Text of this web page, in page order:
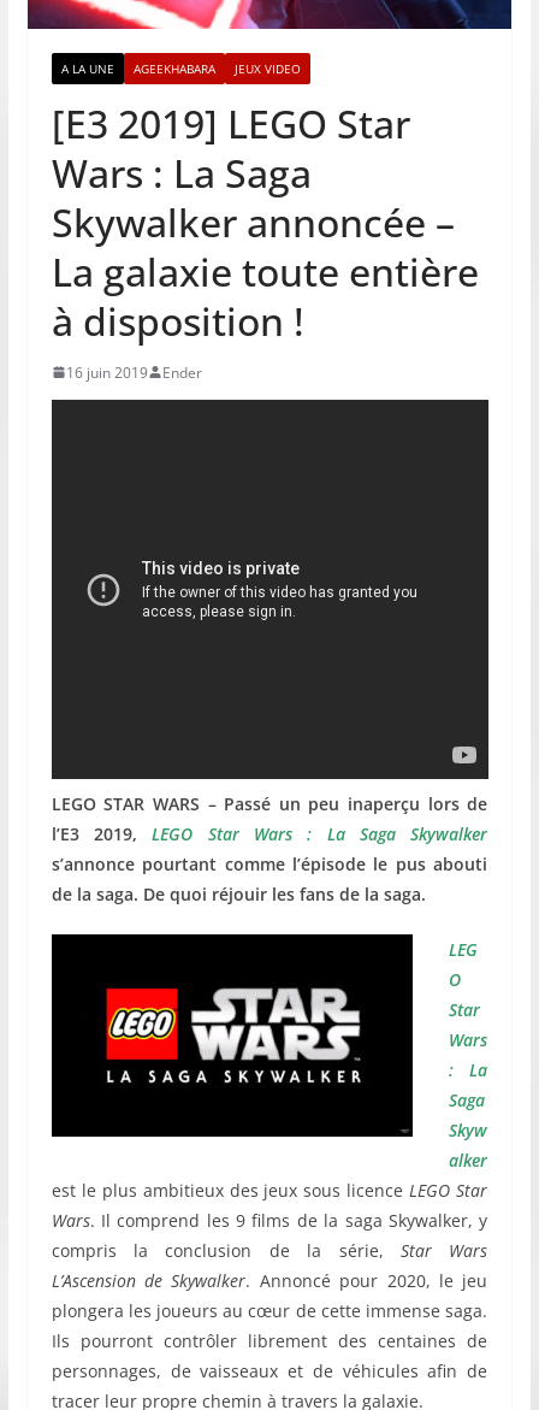
A LA UNE AGEEKHABARA JEUX VIDEO
[E3 2019] LEGO Star
Wars : La Saga
Skywalker annoncée –
La galaxie toute entière
à disposition !
16 juin 2019 Ender
LEGO STAR WARS – Passé un peu inaperçu lors de
l’E3 2019,LEGO Star Wars : La Saga Skywalker
s’annonce pourtant comme l’épisode le pus abouti
de la saga. De quoi réjouir les fans de la saga.
LEG
O
Star
Wars
: La
Saga
Skyw
alker
est le plus ambitieux des jeux sous licence LEGO Star
Wars. Il comprend les 9 films de la saga Skywalker, y
compris la conclusion de la série, Star Wars
L’Ascension de Skywalker. Annoncé pour 2020, le jeu
plongera les joueurs au cœur de cette immense saga.
Ils pourront contrôler librement des centaines de
personnages, de vaisseaux et de véhicules afin de
tracer leur propre chemin à travers la galaxie.